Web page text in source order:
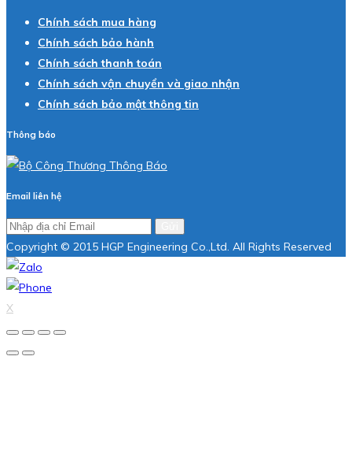
Chính sách mua hàng
Chính sách bảo hành
Chính sách thanh toán
Chính sách vận chuyển và giao nhận
Chính sách bảo mật thông tin
Thông báo
Email liên hệ
Copyright © 2015 HGP Engineering Co.,Ltd. All Rights Reserved
X